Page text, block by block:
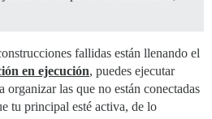
fallidas están llenando el
en ejecución, puedes ejecutar
organizar las que no están conectadas
tu principal esté activa, de lo